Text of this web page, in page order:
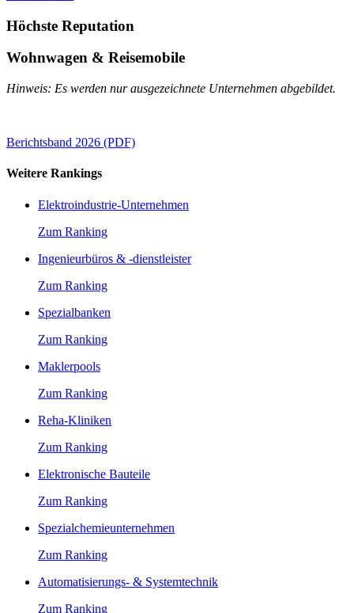
Höchste Reputation
Wohnwagen & Reisemobile
Hinweis: Es werden nur ausgezeichnete Unternehmen abgebildet.
Berichtsband 2026 (PDF)
Weitere Rankings
Elektroindustrie-Unternehmen
Zum Ranking
Ingenieurbüros & -dienstleister
Zum Ranking
Spezialbanken
Zum Ranking
Maklerpools
Zum Ranking
Reha-Kliniken
Zum Ranking
Elektronische Bauteile
Zum Ranking
Spezialchemieunternehmen
Zum Ranking
Automatisierungs- & Systemtechnik
Zum Ranking